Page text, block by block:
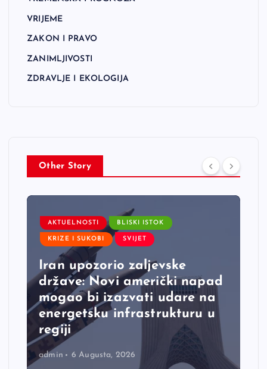
VRIJEME
ZAKON I PRAVO
ZANIMLJIVOSTI
ZDRAVLJE I EKOLOGIJA
Other Story
AKTUELNOSTI BLISKI ISTOK
KRIZE I SUKOBI SVIJET
Iran upozorio zaljevske
države: Novi američki napad
mogao bi izazvati udare na
energetsku infrastrukturu u
regiji
admin 6 Augusta, 2026